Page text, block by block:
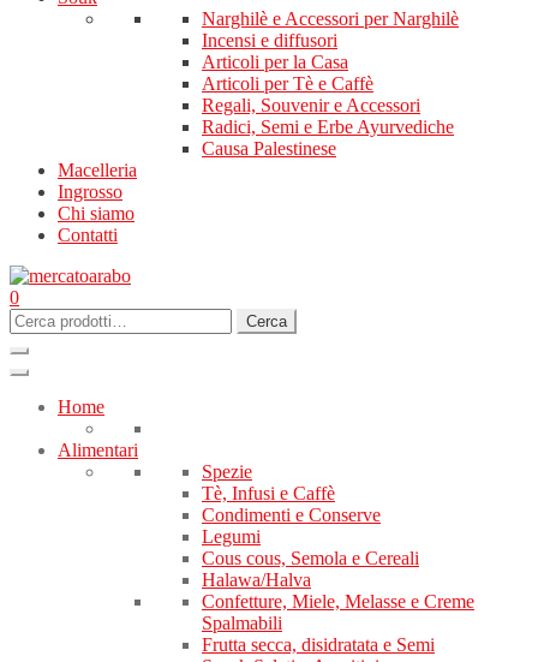
Narghilè e Accessori per Narghilè
Incensi e diffusori
Articoli per la Casa
Articoli per Tè e Caffè
Regali, Souvenir e Accessori
Radici, Semi e Erbe Ayurvediche
Causa Palestinese
Macelleria
Ingrosso
Chi siamo
Contatti
0
Cerca:
Cerca
Home
Alimentari
Spezie
Tè, Infusi e Caffè
Condimenti e Conserve
Legumi
Cous cous, Semola e Cereali
Halawa/Halva
Confetture, Miele, Melasse e Creme
Spalmabili
Frutta secca, disidratata e Semi